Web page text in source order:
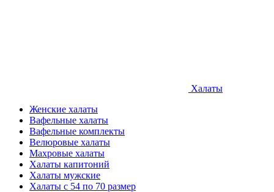
Халаты
Женские халаты
Вафельные халаты
Вафельные комплекты
Велюровые халаты
Махровые халаты
Халаты капитоний
Халаты мужские
Халаты с 54 по 70 размер